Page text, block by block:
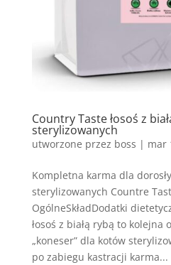
Country Taste łosoś z
sterylizowanych
utworzone przez boss | mar
Kompletna karma dla
sterylizowanych Countre
OgólneSkładDodatki
łosoś z białą rybą to kolejna
„koneser” dla kotów
po zabiegu kastracji karma...